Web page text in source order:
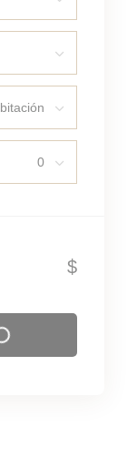
$